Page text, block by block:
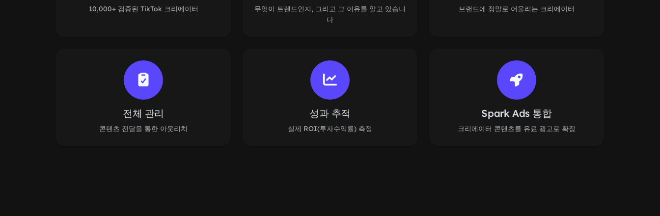
10,000+ 검증된 TikTok 크리에이터
무엇이 트렌드인지, 그리고 그 이유를 알고 있습니
다
브랜드에 정말로 어울리는 크리에이터
전체 관리
콘텐츠 전달을 통한 아웃리치
성과 추적
실제 ROI(투자수익률) 측정
Spark Ads 통합
크리에이터 콘텐츠를 유료 광고로 확장